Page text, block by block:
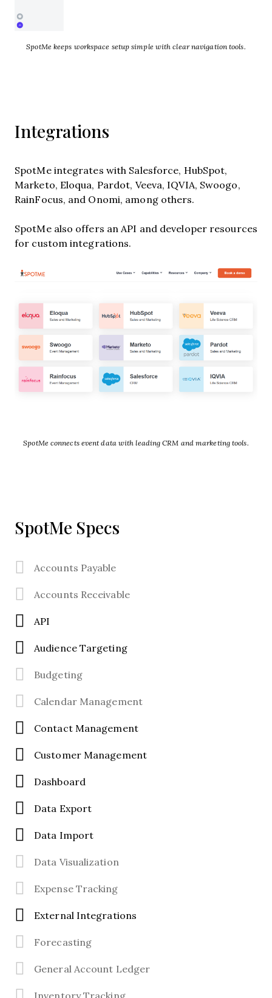
SpotMe keeps workspace setup simple with clear navigation tools.
Integrations
SpotMe integrates with Salesforce, HubSpot,
Marketo, Eloqua, Pardot, Veeva, IQVIA, Swoogo,
RainFocus, and Onomi, among others.
SpotMe also offers an API and developer resources
for custom integrations.
SpotMe connects event data with leading CRM and marketing tools.
SpotMe Specs
Accounts Payable
Accounts Receivable
API
Audience Targeting
Budgeting
Calendar Management
Contact Management
Customer Management
Dashboard
Data Export
Data Import
Data Visualization
Expense Tracking
External Integrations
Forecasting
General Account Ledger
Inventory Tracking